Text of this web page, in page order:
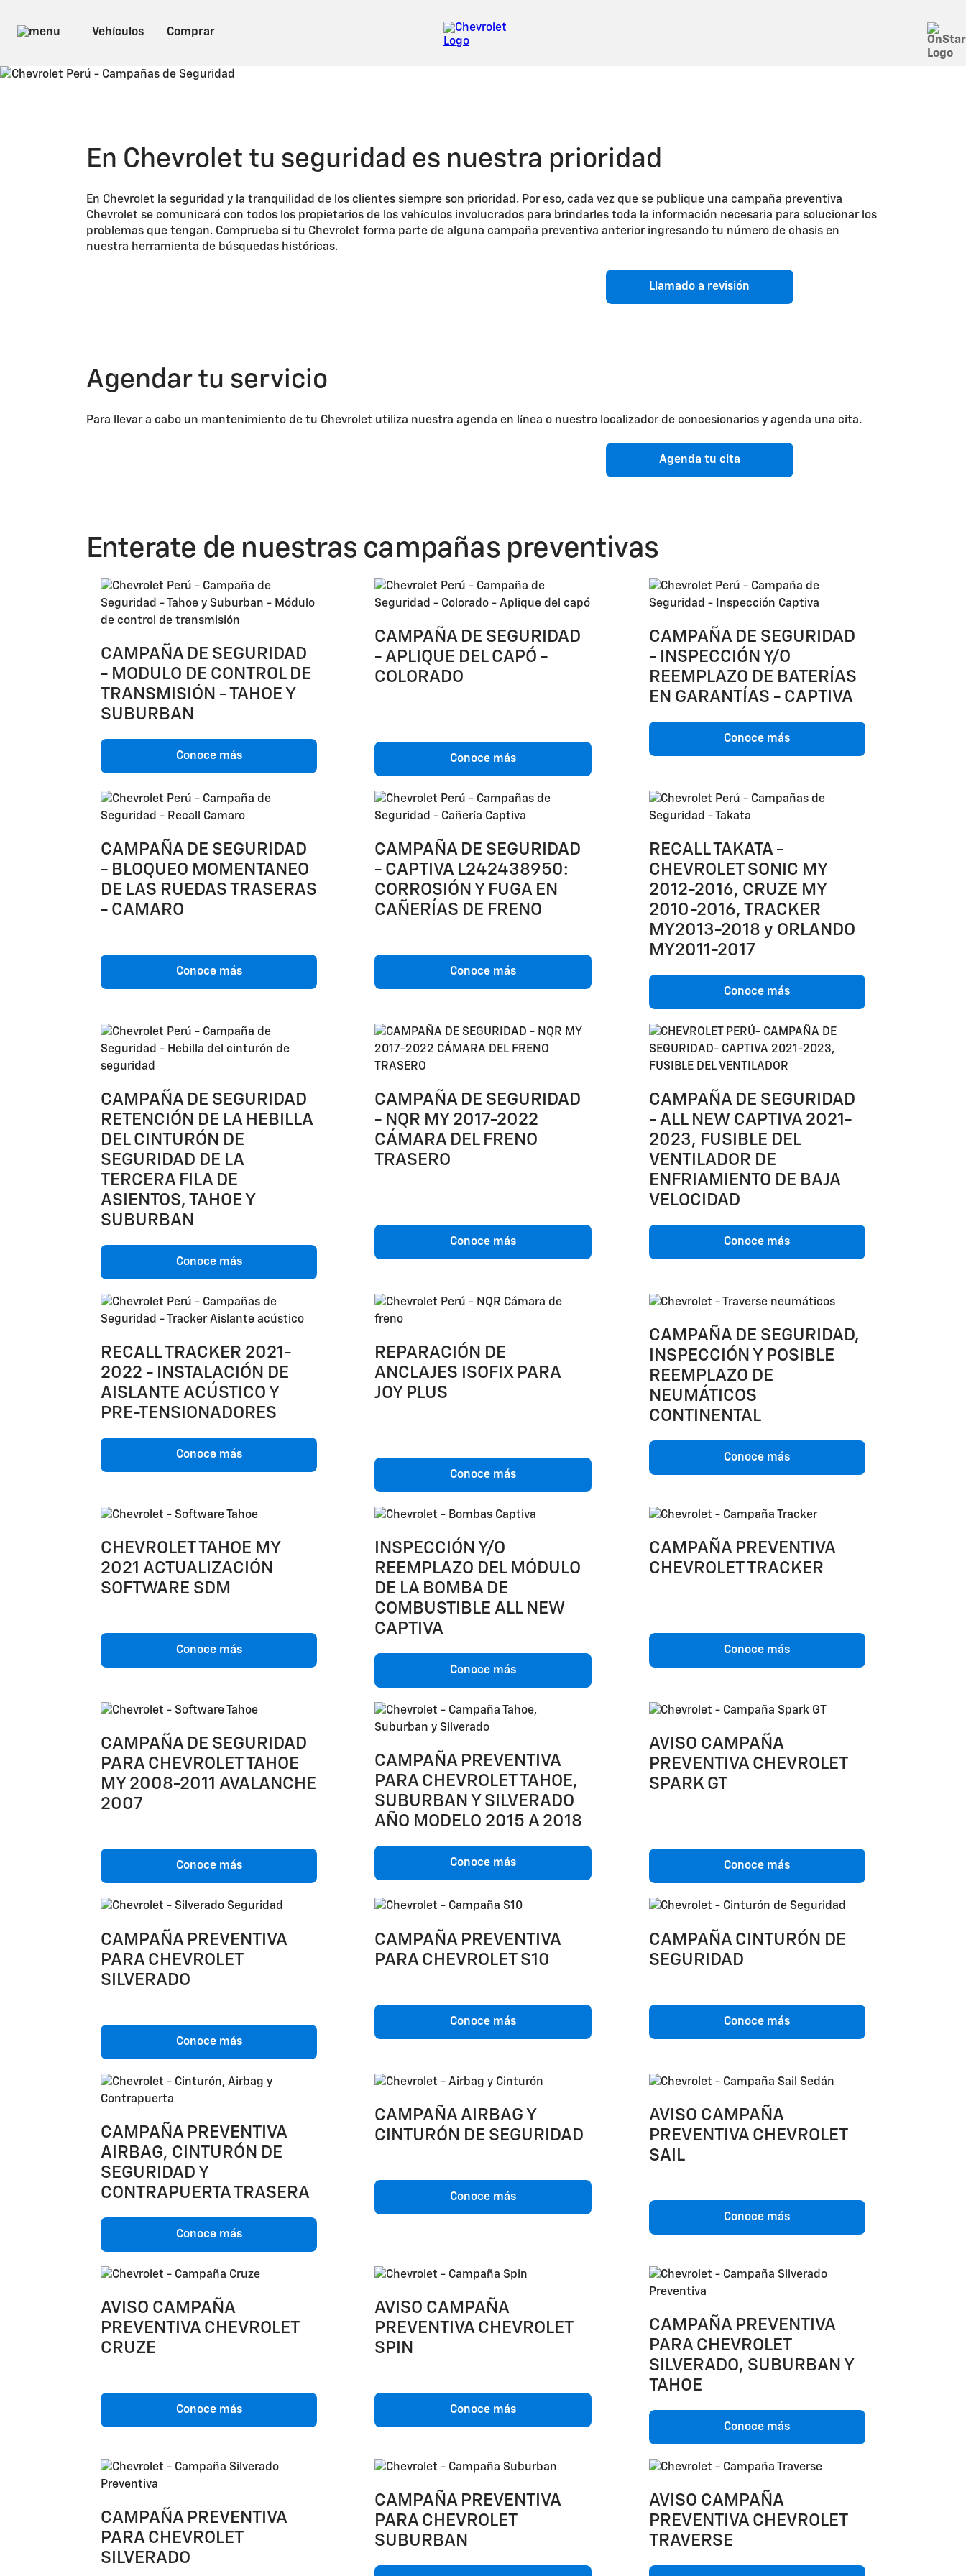
Campañas de seguridad
En Chevrolet tu seguridad es nuestra prioridad
En Chevrolet la seguridad y la tranquilidad de los clientes siempre son prioridad. Por eso, cada vez que se publique una campaña preventiva
Chevrolet se comunicará con todos los propietarios de los vehículos involucrados para brindarles toda la información necesaria para solucionar los
problemas que tengan. Comprueba si tu Chevrolet forma parte de alguna campaña preventiva anterior ingresando tu número de chasis en
nuestra herramienta de búsquedas históricas.
Llamado a revisión
Agendar tu servicio
Para llevar a cabo un mantenimiento de tu Chevrolet utiliza nuestra agenda en línea o nuestro localizador de concesionarios y agenda una cita.
Agenda tu cita
Enterate de nuestras campañas preventivas
CAMPAÑA DE SEGURIDAD
- MODULO DE CONTROL DE
TRANSMISIÓN - TAHOE Y
SUBURBAN
Conoce más
CAMPAÑA DE SEGURIDAD
- APLIQUE DEL CAPÓ -
COLORADO
Conoce más
CAMPAÑA DE SEGURIDAD
- INSPECCIÓN Y/O
REEMPLAZO DE BATERÍAS
EN GARANTÍAS - CAPTIVA
Conoce más
CAMPAÑA DE SEGURIDAD
- BLOQUEO MOMENTANEO
DE LAS RUEDAS TRASERAS
- CAMARO
Conoce más
CAMPAÑA DE SEGURIDAD
- CAPTIVA L242438950:
CORROSIÓN Y FUGA EN
CAÑERÍAS DE FRENO
Conoce más
RECALL TAKATA -
CHEVROLET SONIC MY
2012-2016, CRUZE MY
2010-2016, TRACKER
MY2013-2018 y ORLANDO
MY2011-2017
Conoce más
CAMPAÑA DE SEGURIDAD
RETENCIÓN DE LA HEBILLA
DEL CINTURÓN DE
SEGURIDAD DE LA
TERCERA FILA DE
ASIENTOS, TAHOE Y
SUBURBAN
Conoce más
CAMPAÑA DE SEGURIDAD
- NQR MY 2017-2022
CÁMARA DEL FRENO
TRASERO
Conoce más
CAMPAÑA DE SEGURIDAD
- ALL NEW CAPTIVA 2021-
2023, FUSIBLE DEL
VENTILADOR DE
ENFRIAMIENTO DE BAJA
VELOCIDAD
Conoce más
RECALL TRACKER 2021-
2022 - INSTALACIÓN DE
AISLANTE ACÚSTICO Y
PRE-TENSIONADORES
Conoce más
REPARACIÓN DE
ANCLAJES ISOFIX PARA
JOY PLUS
Conoce más
CAMPAÑA DE SEGURIDAD,
INSPECCIÓN Y POSIBLE
REEMPLAZO DE
NEUMÁTICOS
CONTINENTAL
Conoce más
CHEVROLET TAHOE MY
2021 ACTUALIZACIÓN
SOFTWARE SDM
Conoce más
INSPECCIÓN Y/O
REEMPLAZO DEL MÓDULO
DE LA BOMBA DE
COMBUSTIBLE ALL NEW
CAPTIVA
Conoce más
CAMPAÑA PREVENTIVA
CHEVROLET TRACKER
Conoce más
CAMPAÑA DE SEGURIDAD
PARA CHEVROLET TAHOE
MY 2008-2011 AVALANCHE
2007
Conoce más
CAMPAÑA PREVENTIVA
PARA CHEVROLET TAHOE,
SUBURBAN Y SILVERADO
AÑO MODELO 2015 A 2018
Conoce más
AVISO CAMPAÑA
PREVENTIVA CHEVROLET
SPARK GT
Conoce más
CAMPAÑA PREVENTIVA
PARA CHEVROLET
SILVERADO
Conoce más
CAMPAÑA PREVENTIVA
PARA CHEVROLET S10
Conoce más
CAMPAÑA CINTURÓN DE
SEGURIDAD
Conoce más
CAMPAÑA PREVENTIVA
AIRBAG, CINTURÓN DE
SEGURIDAD Y
CONTRAPUERTA TRASERA
Conoce más
CAMPAÑA AIRBAG Y
CINTURÓN DE SEGURIDAD
Conoce más
AVISO CAMPAÑA
PREVENTIVA CHEVROLET
SAIL
Conoce más
AVISO CAMPAÑA
PREVENTIVA CHEVROLET
CRUZE
Conoce más
AVISO CAMPAÑA
PREVENTIVA CHEVROLET
SPIN
Conoce más
CAMPAÑA PREVENTIVA
PARA CHEVROLET
SILVERADO, SUBURBAN Y
TAHOE
Conoce más
CAMPAÑA PREVENTIVA
PARA CHEVROLET
SILVERADO
CAMPAÑA PREVENTIVA
PARA CHEVROLET
SUBURBAN
AVISO CAMPAÑA
PREVENTIVA CHEVROLET
TRAVERSE